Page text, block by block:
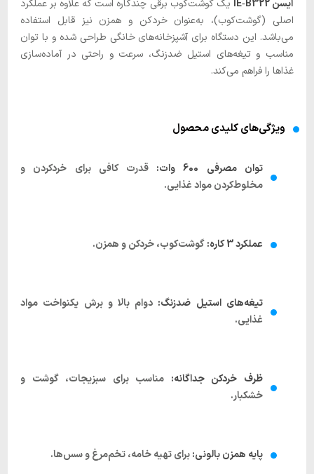
آیسن IE‑B322
یک گوشت‌کوب برقی چندکاره است که علاوه بر عملکرد
اصلی (گوشت‌کوب)، به‌عنوان خردکن و همزن نیز قابل استفاده
می‌باشد. این دستگاه برای آشپزخانه‌های خانگی طراحی شده و با توان
مناسب و تیغه‌های استیل ضدزنگ، سرعت و راحتی در آماده‌سازی
غذاها را فراهم می‌کند.
ویژگی‌های کلیدی محصول
توان مصرفی 600 وات:
قدرت کافی برای خردکردن و
مخلوط‌کردن مواد غذایی.
عملکرد 3 کاره: گوشت‌کوب، خردکن و همزن.
تیغه‌های استیل ضدزنگ: دوام بالا و برش یکنواخت مواد
غذایی.
ظرف خردکن جداگانه: مناسب برای سبزیجات، گوشت و
خشکبار.
پایه همزن بالونی:برای تهیه خامه، تخم‌مرغ و سس‌ها.